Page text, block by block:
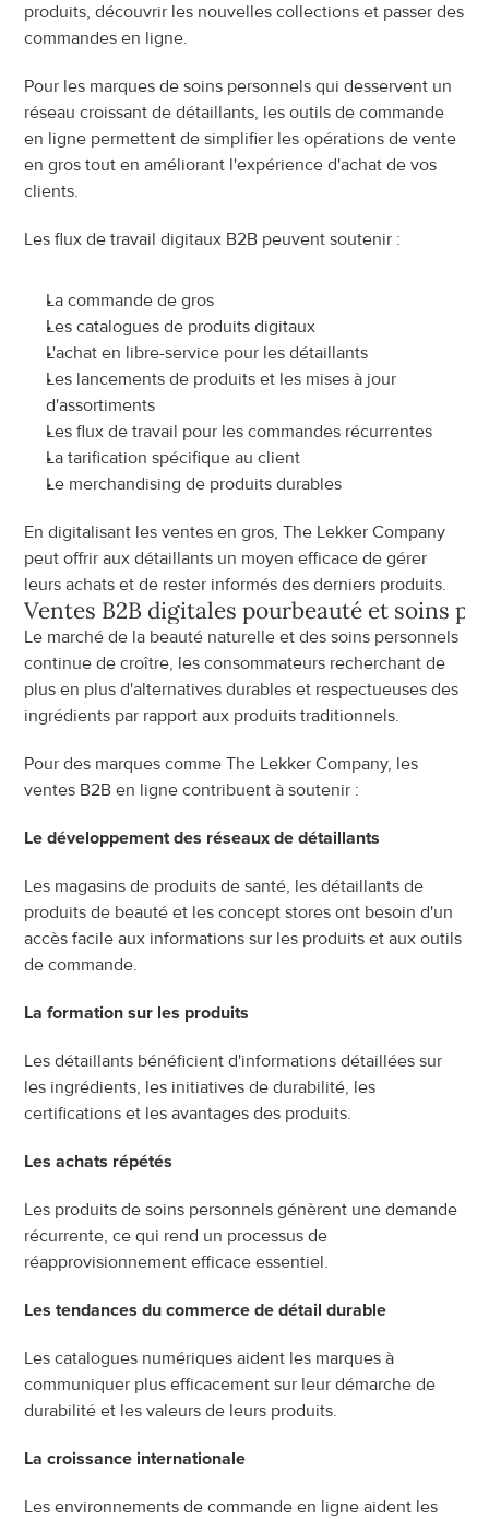
produits, découvrir les nouvelles collections et passer des
commandes en ligne.
Pour les marques de soins personnels qui desservent un
réseau croissant de détaillants, les outils de commande
en ligne permettent de simplifier les opérations de vente
en gros tout en améliorant l'expérience d'achat de vos
clients.
Les flux de travail digitaux B2B peuvent soutenir :
La commande de gros
Les catalogues de produits digitaux
L'achat en libre-service pour les détaillants
Les lancements de produits et les mises à jour
d'assortiments
Les flux de travail pour les commandes récurrentes
La tarification spécifique au client
Le merchandising de produits durables
En digitalisant les ventes en gros, The Lekker Company
peut offrir aux détaillants un moyen efficace de gérer
leurs achats et de rester informés des derniers produits.
Ventes B2B digitales pourbeauté et soins
Le marché de la beauté naturelle et des soins personnels
continue de croître, les consommateurs recherchant de
plus en plus d'alternatives durables et respectueuses des
ingrédients par rapport aux produits traditionnels.
Pour des marques comme The Lekker Company, les
ventes B2B en ligne contribuent à soutenir :
Le développement des réseaux de détaillants
Les magasins de produits de santé, les détaillants de
produits de beauté et les concept stores ont besoin d'un
accès facile aux informations sur les produits et aux outils
de commande.
La formation sur les produits
Les détaillants bénéficient d'informations détaillées sur
les ingrédients, les initiatives de durabilité, les
certifications et les avantages des produits.
Les achats répétés
Les produits de soins personnels génèrent une demande
récurrente, ce qui rend un processus de
réapprovisionnement efficace essentiel.
Les tendances du commerce de détail durable
Les catalogues numériques aident les marques à
communiquer plus efficacement sur leur démarche de
durabilité et les valeurs de leurs produits.
La croissance internationale
Les environnements de commande en ligne aident les